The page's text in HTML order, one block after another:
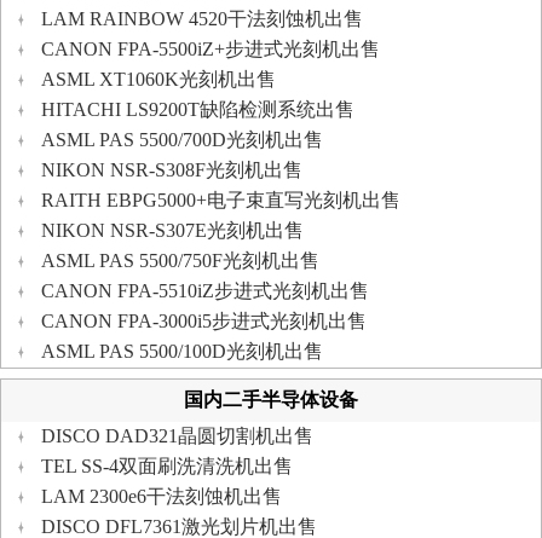
LAM RAINBOW 4520干法刻蚀机出售
CANON FPA-5500iZ+步进式光刻机出售
ASML XT1060K光刻机出售
HITACHI LS9200T缺陷检测系统出售
ASML PAS 5500/700D光刻机出售
NIKON NSR-S308F光刻机出售
RAITH EBPG5000+电子束直写光刻机出售
NIKON NSR-S307E光刻机出售
ASML PAS 5500/750F光刻机出售
CANON FPA-5510iZ步进式光刻机出售
CANON FPA-3000i5步进式光刻机出售
ASML PAS 5500/100D光刻机出售
国内二手半导体设备
DISCO DAD321晶圆切割机出售
TEL SS-4双面刷洗清洗机出售
LAM 2300e6干法刻蚀机出售
DISCO DFL7361激光划片机出售